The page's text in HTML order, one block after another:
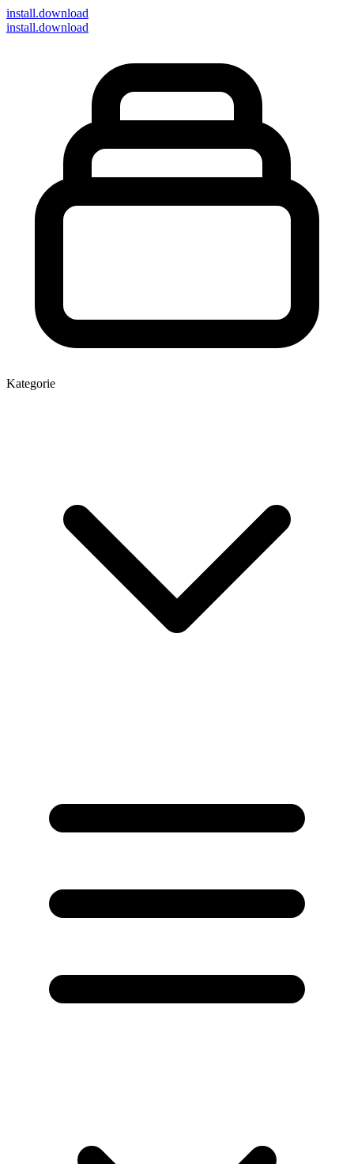
install.download
install.download
Kategorie